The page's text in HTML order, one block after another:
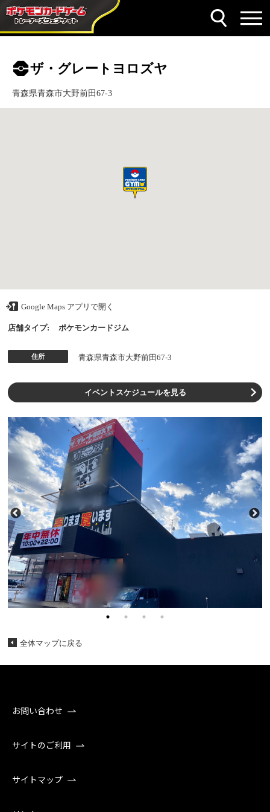
ザ・グレートヨロズヤ
青森県青森市大野前田67-3
Google Maps アプリで開く
店舗タイプ: ポケモンカードジム
住所 青森県青森市大野前田67-3
イベントスケジュールを見る
全体マップに戻る
お問い合わせ
サイトのご利用
サイトマップ